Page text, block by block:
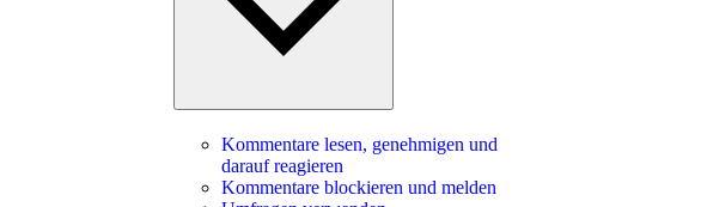
Kommentare lesen, genehmigen und
darauf reagieren
Kommentare blockieren und melden